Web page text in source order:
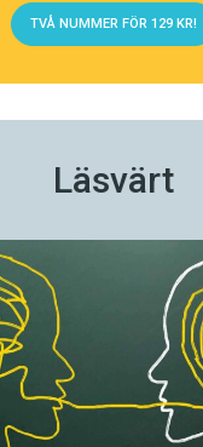
TVÅ NUMMER FÖR 129 KR!
Läsvärt